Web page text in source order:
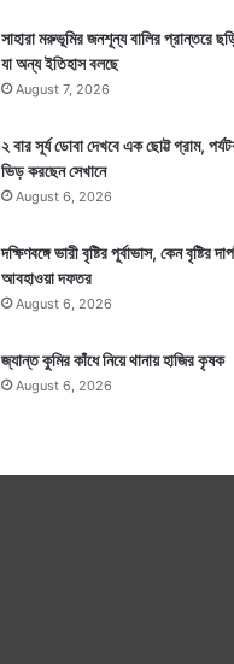
সাহারা মরুভূমির জনশূন্য বালির প্রান্তরে
যা অন্য ইতিহাস বলছে
August 7, 2026
২ বার সূর্য ডোবা দেখবে এক ছোট্ট গ্রাম,
ভিড় করছেন সেখানে
August 6, 2026
দক্ষিণবঙ্গে ভারী বৃষ্টির পূর্বাভাস, কেন বৃষ্টির
আবহাওয়া দফতর
August 6, 2026
জ্যান্ত কুমির কাঁধে নিয়ে থানায় হাজির কৃষক
August 6, 2026